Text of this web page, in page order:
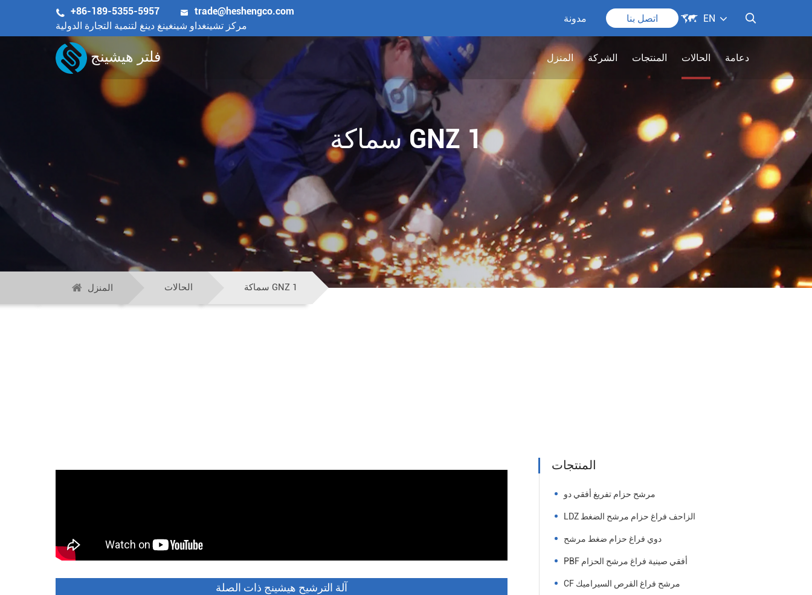
 +86-189-5355-5957 
trade@heshengco.com
مركز تشينغداو شينغينغ دينغ لتنمية التجارة الدولية
مدونة اتصل بنا  EN 
فلتر هيشينج المنزل الشركة المنتجات الحالات دعامة
المنزل الحالات سماكة GNZ 1
سماكة GNZ 1
آلة الترشيح هيشينج ذات الصلة
المنتجات
مرشح حزام تفريغ أفقي دو
LDZ الزاحف فراغ حزام مرشح الضغط
دوي فراغ حزام ضغط مرشح
PBF أفقي صينية فراغ مرشح الحزام
CF مرشح فراغ القرص السيراميك